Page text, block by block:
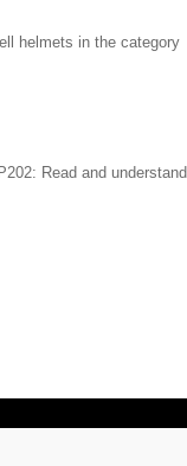
helmets in the category
Read and understand